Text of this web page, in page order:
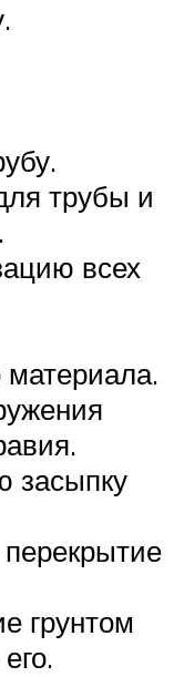
трубы и
всех
материала.
засыпку
грунтом